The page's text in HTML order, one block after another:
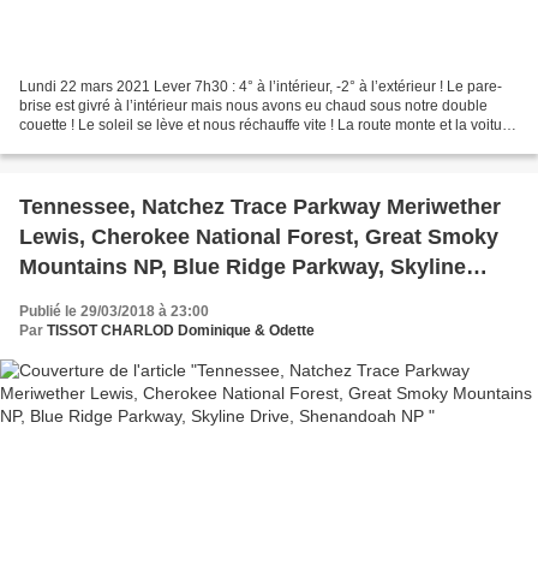
Lundi 22 mars 2021 Lever 7h30 : 4° à l’intérieur, -2° à l’extérieur ! Le pare-
brise est givré à l’intérieur mais nous avons eu chaud sous notre double
couette ! Le soleil se lève et nous réchauffe vite ! La route monte et la voiture
Tennessee, Natchez Trace Parkway Meriwether
Lewis, Cherokee National Forest, Great Smoky
Mountains NP, Blue Ridge Parkway, Skyline
Publié le 29/03/2018 à 23:00
Par TISSOT CHARLOD Dominique & Odette